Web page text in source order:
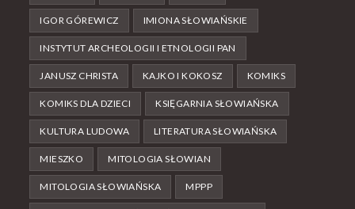
IGOR GÓREWICZ IMIONA SŁOWIAŃSKIE
INSTYTUT ARCHEOLOGII I ETNOLOGII PAN
JANUSZ CHRISTA KAJKO I KOKOSZ KOMIKS
KOMIKS DLA DZIECI KSIĘGARNIA SŁOWIAŃSKA
KULTURA LUDOWA LITERATURA SŁOWIAŃSKA
MIESZKO MITOLOGIA SŁOWIAN
MITOLOGIA SŁOWIAŃSKA MPPP